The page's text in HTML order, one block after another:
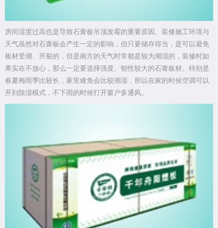
房间湿度过高也是导致石膏板吊顶发霉的重要原因。装修施工环境与
天气虽然对石膏板会产生一定的影响，但只要储存得当，是可以避免
板材受潮、开裂的，但是南方的天气时常都是较为潮湿的，装修时如
果实在不放心，那么一定要选择强度、韧性较大的石膏板材。特别是
春夏梅雨季比较长，家里难免会比较潮湿，所以在家的时候空调可以
开到除湿模式，不下雨的时候打开窗户多通风。